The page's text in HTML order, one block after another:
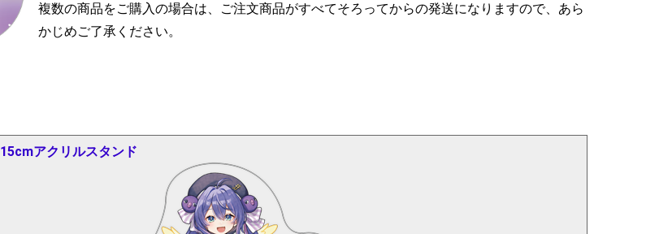
複数の商品をご購入の場合は、ご注文商品がすべてそろってからの発送になりますので、あら
かじめご了承ください。
15cmアクリルスタンド